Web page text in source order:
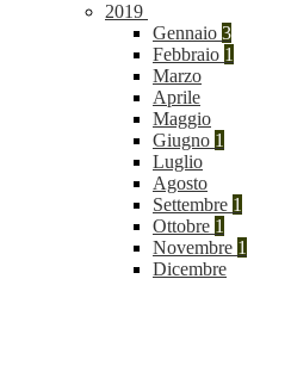
2019
Gennaio 3
Febbraio 1
Marzo
Aprile
Maggio
Giugno 1
Luglio
Agosto
Settembre 1
Ottobre 1
Novembre 1
Dicembre